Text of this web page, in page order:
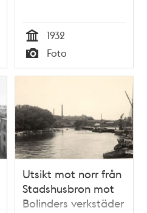
Tid
1932
Typ
Foto
Utsikt mot norr från
Stadshusbron mot
Bolinders verkstäder